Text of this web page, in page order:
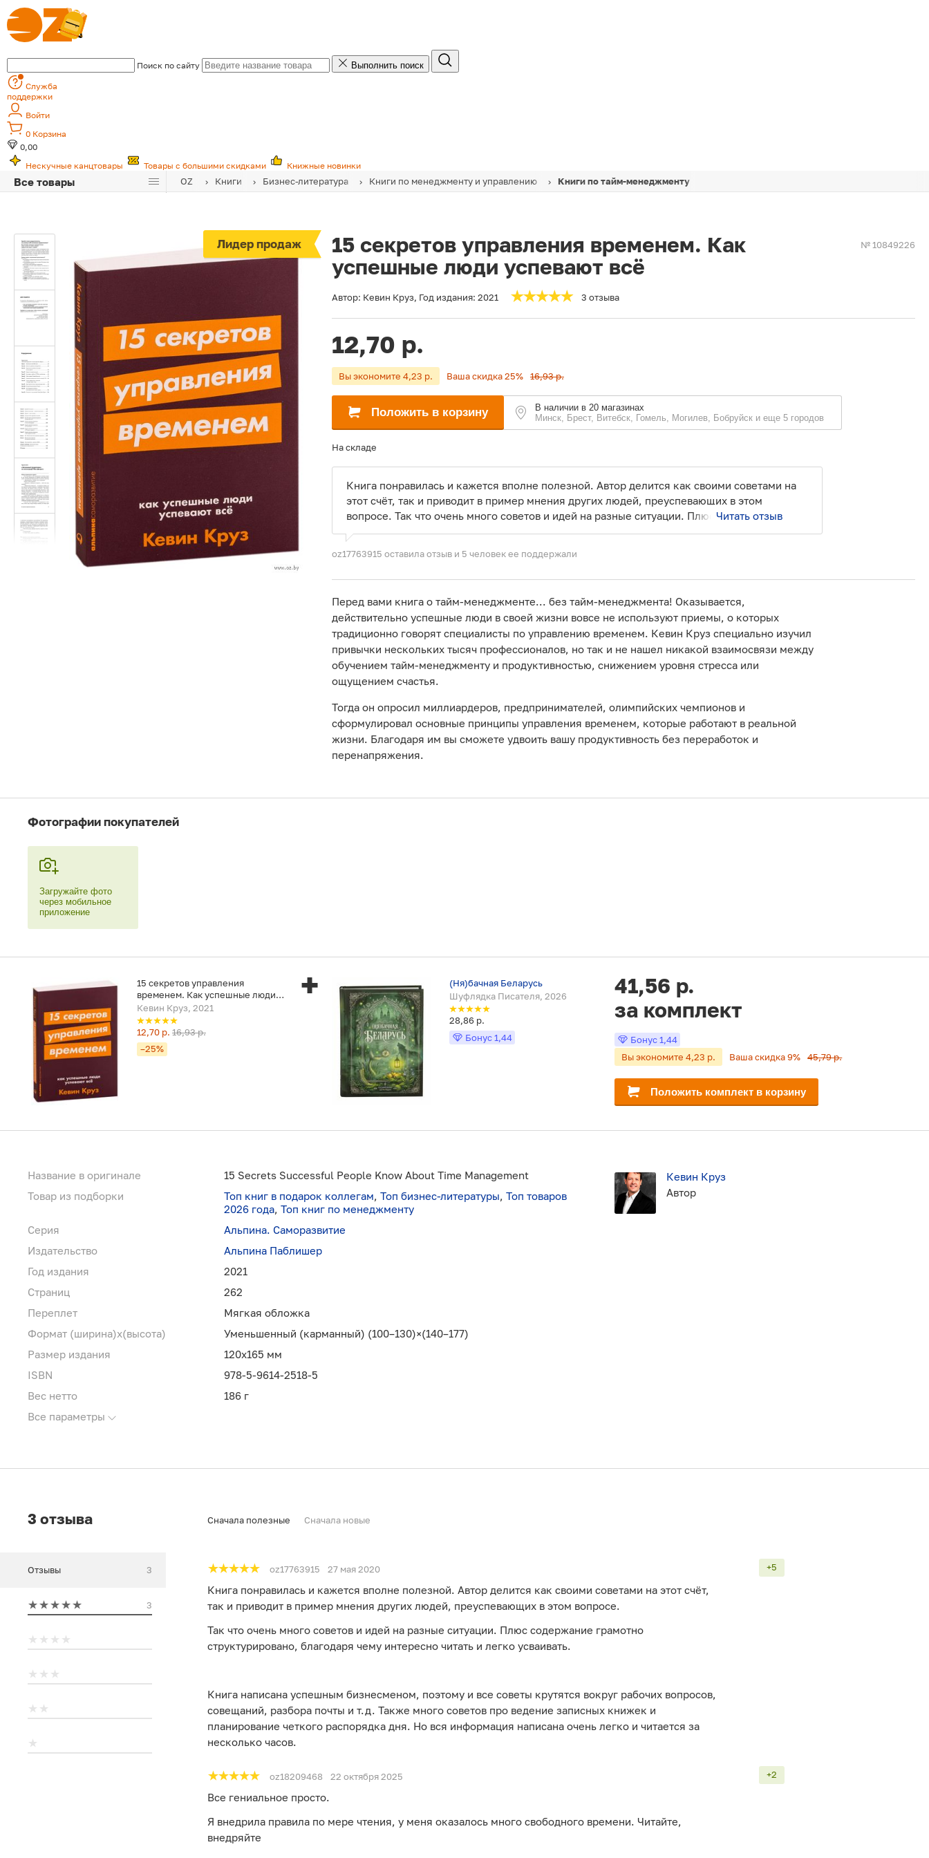
Поиск по сайту
Выполнить поиск
Служба
поддержки
Войти
0 Корзина
0,00
Нескучные канцтовары
Товары с большими скидками Книжные новинки
Все товары OZ Книги Бизнес-литература Книги по менеджменту и управлению Книги по тайм-менеджменту
Лидер продаж
15 секретов управления временем. Как
успешные люди успевают всё
№ 10849226
Автор: Кевин Круз, Год издания: 2021 3 отзыва
12,70 р.
Вы экономите 4,23 р. Ваша скидка 25% 16,93 р.
Положить в корзину
В наличии в 20 магазинах
Минск, Брест, Витебск, Гомель, Могилев, Бобруйск и еще 5 городов
На складе
Книга понравилась и кажется вполне полезной. Автор делится как своими советами на
этот счёт, так и приводит в пример мнения других людей, преуспевающих в этом
вопросе. Так что очень много советов и идей на разные ситуации. Плюс содержание
Читать отзыв
oz17763915 оставила отзыв и 5 человек ее поддержали
Перед вами книга о тайм-менеджменте... без тайм-менеджмента! Оказывается,
действительно успешные люди в своей жизни вовсе не используют приемы, о которых
традиционно говорят специалисты по управлению временем. Кевин Круз специально изучил
привычки нескольких тысяч профессионалов, но так и не нашел никакой взаимосвязи между
обучением тайм-менеджменту и продуктивностью, снижением уровня стресса или
ощущением счастья.
Тогда он опросил миллиардеров, предпринимателей, олимпийских чемпионов и
сформулировал основные принципы управления временем, которые работают в реальной
жизни. Благодаря им вы сможете удвоить вашу продуктивность без переработок и
перенапряжения.
Фотографии покупателей
Загружайте фото
через мобильное
приложение
15 секретов управления
временем. Как успешные люди
успевают всё
Кевин Круз, 2021
12,70 р. 16,93 р.
–25%
(Ня)бачная Беларусь
Шуфлядка Писателя, 2026
28,86 р.
Бонус1,44
41,56 р.
за комплект
Бонус1,44
Вы экономите 4,23 р.
Ваша скидка 9% 45,79 р.
Положить комплект в корзину
Название в оригинале
15 Secrets Successful People Know About Time Management
Товар из подборки
Топ книг в подарок коллегам, Топ бизнес-литературы, Топ товаров
2026 года, Топ книг по менеджменту
Серия
Альпина. Саморазвитие
Издательство
Альпина Паблишер
Год издания
2021
Страниц
262
Переплет
Мягкая обложка
Формат (ширина)х(высота)
Уменьшенный (карманный) (100–130)×(140–177)
Размер издания
120х165 мм
ISBN
978-5-9614-2518-5
Вес нетто
186 г
Все параметры
Кевин Круз
Автор
3 отзыва Сначала полезные Сначала новые
Отзывы 3
3
oz17763915 27 мая 2020 +5
Книга понравилась и кажется вполне полезной. Автор делится как своими советами на этот счёт,
так и приводит в пример мнения других людей, преуспевающих в этом вопросе.
Так что очень много советов и идей на разные ситуации. Плюс содержание грамотно
структурировано, благодаря чему интересно читать и легко усваивать.
Книга написана успешным бизнесменом, поэтому и все советы крутятся вокруг рабочих вопросов,
совещаний, разбора почты и т.д. Также много советов про ведение записных книжек и
планирование четкого распорядка дня. Но вся информация написана очень легко и читается за
несколько часов.
oz18209468 22 октября 2025 +2
Все гениальное просто.
Я внедрила правила по мере чтения, у меня оказалось много свободного времени. Читайте,
внедряйте